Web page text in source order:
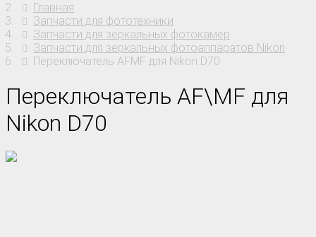
Главная
Запчасти для фототехники
Запчасти для зеркальных фотокамер
Запчасти для зеркальных фотоаппаратов Nikon
Переключатель AFMF для Nikon D70
Переключатель AF\MF для
Nikon D70